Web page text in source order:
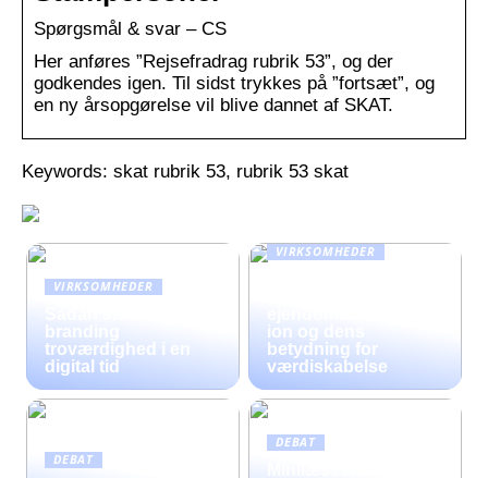
Spørgsmål & svar – CS
Her anføres ”Rejsefradrag rubrik 53”, og der
godkendes igen. Til sidst trykkes på ”fortsæt”, og
en ny årsopgørelse vil blive dannet af SKAT.
Keywords: skat rubrik 53, rubrik 53 skat
VIRKSOMHEDER
branding
troværdighed i en
digital tid
VIRKSOMHEDER
ion og dens
betydning for
værdiskabelse
DEBAT
DEBAT